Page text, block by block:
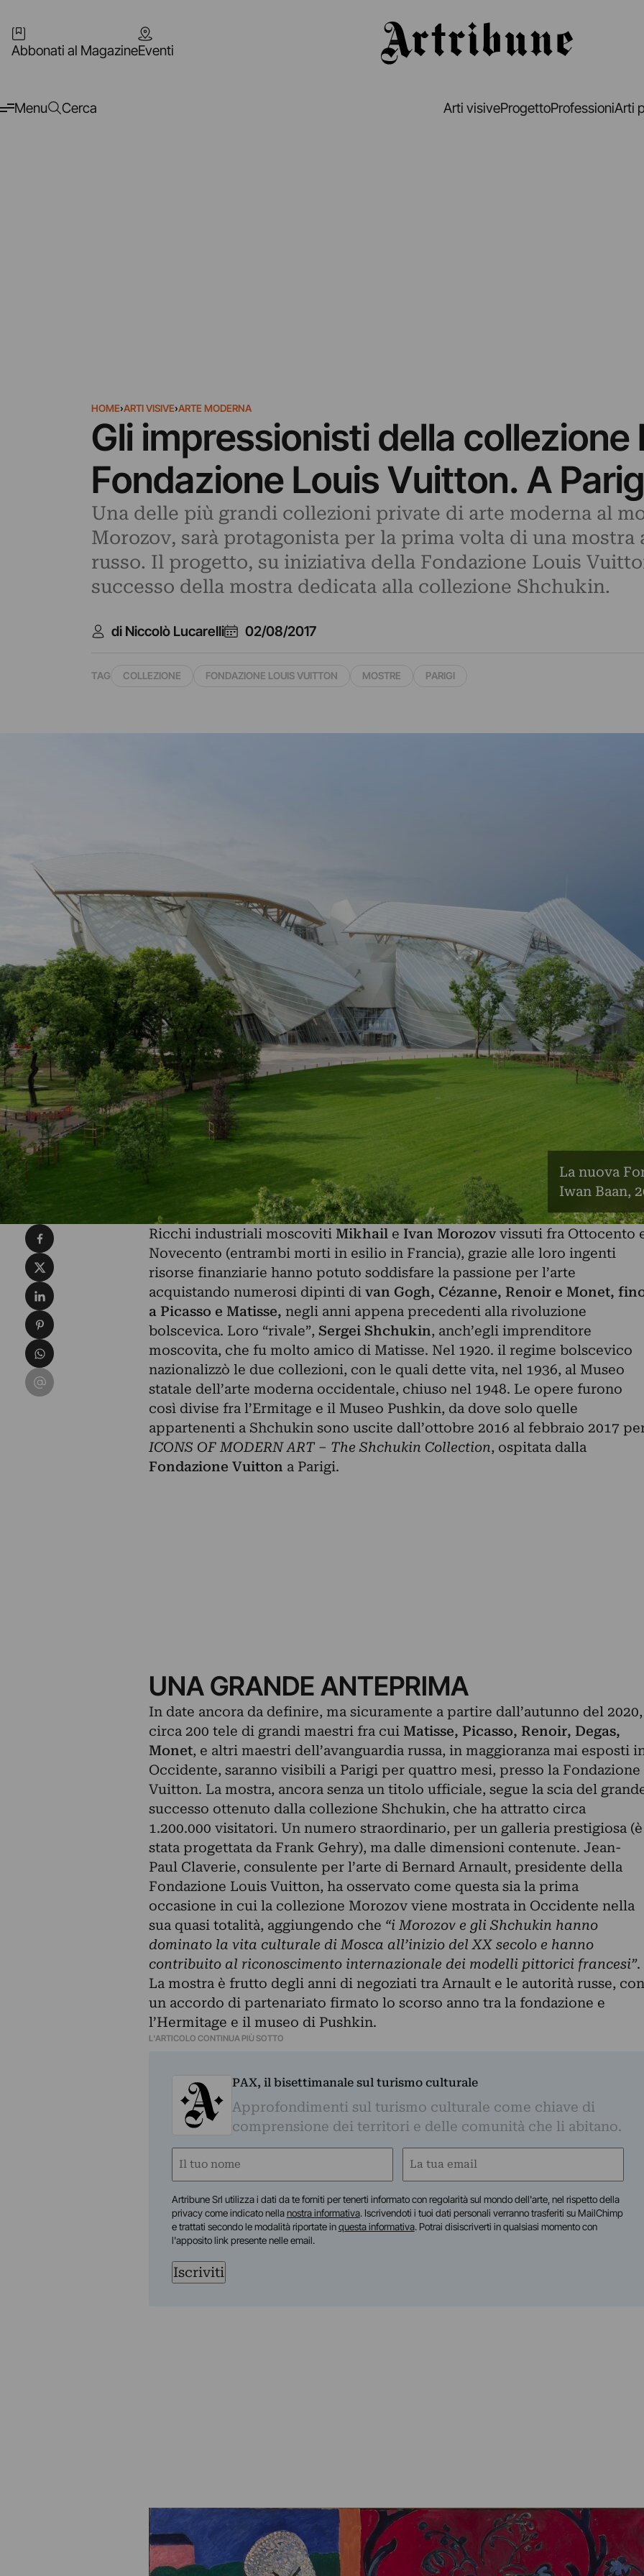
Abbonati al MagazineEventi
Menu Cerca Arti visiveProgettoProfessioniArti
HOME›ARTI VISIVE›ARTE MODERNA
Gli impressionisti della
Fondazione Louis Vuitton. A
Una delle più grandi collezioni private di arte moderna al
Morozov, sarà protagonista per la prima volta di una
russo. Il progetto, su iniziativa della Fondazione Louis
successo della mostra dedicata alla collezione Shchukin.
di Niccolò Lucarelli 02/08/2017
TAG COLLEZIONE FONDAZIONE LOUIS VUITTON MOSTRE PARIGI
La nuova
Iwan Baan,
Ricchi industriali moscoviti Mikhaile Ivan Morozovvissuti fra Ottocento
Novecento (entrambi morti in esilio in Francia), grazie alle loro ingenti
risorse finanziarie hanno potuto soddisfare la passione per l’arte
acquistando numerosi dipinti di van Gogh, Cézanne, Renoir e Monet,
a Picasso e Matisse, negli anni appena precedenti alla rivoluzione
bolscevica. Loro “rivale”, Sergei Shchukin, anch’egli imprenditore
moscovita, che fu molto amico di Matisse. Nel 1920. il regime bolscevico
nazionalizzò le due collezioni, con le quali dette vita, nel 1936, al Museo
statale dell’arte moderna occidentale, chiuso nel 1948. Le opere furono
così divise fra l’Ermitage e il Museo Pushkin, da dove solo quelle
appartenenti a Shchukin sono uscite dall’ottobre 2016 al febbraio 2017
ICONS OF MODERN ART – The Shchukin Collection, ospitata dalla
Fondazione Vuitton a Parigi.
UNA GRANDE ANTEPRIMA
In date ancora da definire, ma sicuramente a partire dall’autunno del 2020,
circa 200 tele di grandi maestri fra cui Matisse, Picasso, Renoir, Degas,
Monet, e altri maestri dell’avanguardia russa, in maggioranza mai esposti
Occidente, saranno visibili a Parigi per quattro mesi, presso la Fondazione
Vuitton. La mostra, ancora senza un titolo ufficiale, segue la scia del
successo ottenuto dalla collezione Shchukin, che ha attratto circa
1.200.000 visitatori. Un numero straordinario, per un galleria prestigiosa (è
stata progettata da Frank Gehry), ma dalle dimensioni contenute. Jean-
Paul Claverie, consulente per l’arte di Bernard Arnault, presidente della
Fondazione Louis Vuitton, ha osservato come questa sia la prima
occasione in cui la collezione Morozov viene mostrata in Occidente nella
sua quasi totalità, aggiungendo che “i Morozov e gli Shchukin hanno
dominato la vita culturale di Mosca all’inizio del XX secolo e hanno
contribuito al riconoscimento internazionale dei modelli pittorici francesi”.
La mostra è frutto degli anni di negoziati tra Arnault e le autorità russe, con
un accordo di partenariato firmato lo scorso anno tra la fondazione e
l’Hermitage e il museo di Pushkin.
L'ARTICOLO CONTINUA PIÙ SOTTO
PAX, il bisettimanale sul turismo culturale
Approfondimenti sul turismo culturale come chiave di
comprensione dei territori e delle comunità che li abitano.
Nome
Email
Artribune Srl utilizza i dati da te forniti per tenerti informato con regolarità sul mondo dell'arte, nel rispetto della
privacy come indicato nellanostra informativa. Iscrivendoti i tuoi dati personali verranno trasferiti su MailChimp
e trattati secondo le modalità riportate inquesta informativa. Potrai disiscriverti in qualsiasi momento con
l'apposito link presente nelle email.
Iscriviti
Condividi su Facebook
Condividi su X
Condividi su LinkedIn
Condividi su Pinterest
Condividi su WhatsApp
Condividi su Email